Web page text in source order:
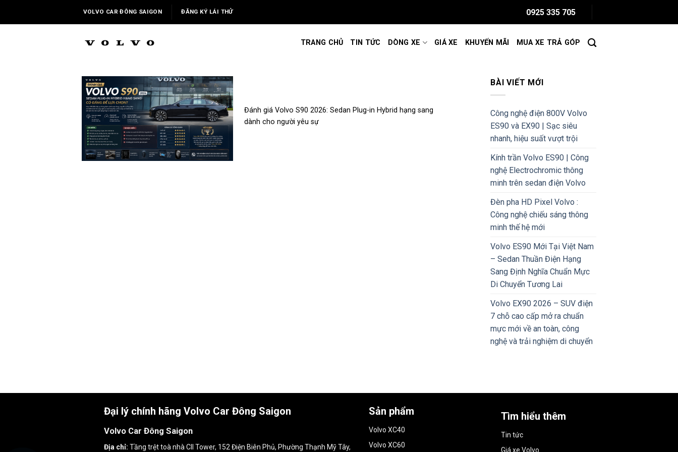
VOLVO CAR ĐÔNG SAIGON ĐĂNG KÝ LÁI THỬ 0925 335 705
TRANG CHỦ TIN TỨC DÒNG XE GIÁ XE KHUYẾN MÃI MUA XE TRẢ GÓP
Đánh giá Volvo S90 2026: Sedan Plug-in Hybrid hạng sang
dành cho người yêu sự
BÀI VIẾT MỚI
Công nghệ điện 800V Volvo
ES90 và EX90 | Sạc siêu
nhanh, hiệu suất vượt trội
Kính trần Volvo ES90 | Công
nghệ Electrochromic thông
minh trên sedan điện Volvo
Đèn pha HD Pixel Volvo :
Công nghệ chiếu sáng thông
minh thế hệ mới
Volvo ES90 Mới Tại Việt Nam
– Sedan Thuần Điện Hạng
Sang Định Nghĩa Chuẩn Mực
Di Chuyển Tương Lai
Volvo EX90 2026 – SUV điện
7 chỗ cao cấp mở ra chuẩn
mực mới về an toàn, công
nghệ và trải nghiệm di chuyển
Đại lý chính hãng Volvo Car Đông Saigon
Volvo Car Đông Saigon
Địa chỉ: Tầng trệt toà nhà CII Tower, 152 Điện Biên Phủ, Phường Thạnh Mỹ Tây,
Sản phẩm
Volvo XC40
Volvo XC60
Tìm hiểu thêm
Tin tức
Giá xe Volvo